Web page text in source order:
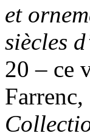
et
siècles
20 – ce